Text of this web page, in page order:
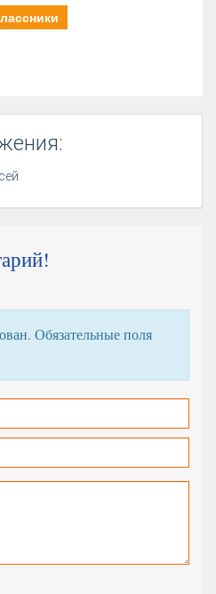
Обязательные поля